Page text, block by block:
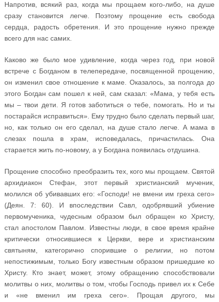
Напротив, всякий раз, когда мы прощаем кого-либо, на душе
сразу становится легче. Поэтому прощение есть свобода
сердца, радость обретения. И это прощение нужно прежде
всего для нас самих.
Каково же было мое удивление, когда через год, при новой
встрече с Богданом в телепередаче, посвященной прощению,
он изменил свое отношение к маме. Оказалось, за полгода до
этого Богдан сам пошел к ней, сам сказал: «Мама, у тебя есть
мы – твои дети. Я готов заботиться о тебе, помогать. Но и ты
постарайся исправиться». Ему трудно было сделать первый шаг,
но, как только он его сделал, на душе стало легче. А мама в
слезах пошла в храм, исповедалась, причастилась. Она
старается жить по-новому, а у Богдана появилась отдушина.
Прощение способно преобразить тех, кого мы прощаем. Святой
архидиакон Стефан, этот первый христианский мученик,
молился об убивавших его: «Господи! не вмени им греха сего»
(Деян. 7: 60). И впоследствии Савл, одобрявший убиение
первомученика, чудесным образом был обращен ко Христу,
стал апостолом Павлом. Известны люди, в свое время крайне
критически относившиеся к Церкви, вере и христианским
святыням, категорично спорившие о религии, но потом
непостижимым, только Богу известным образом пришедшие ко
Христу. Кто знает, может, этому обращению способствовали
молитвы о них, молитвы о том, чтобы Господь привел их к Себе
и «не вменил им греха сего». Прощая другого, мы